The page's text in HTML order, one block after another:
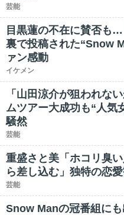
芸能
目黒蓮の不在に賛否も
裏で投稿された“Snow
ァン感動
イケメン
「山田涼介が狙われな
ムツアー大成功も“人気
騒然
芸能
重盛さと美「ホコリ臭
ら差し込む」独特の恋
芸能
Snow Manの冠番組に